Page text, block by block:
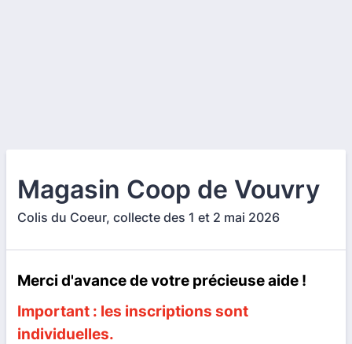
Magasin Coop de Vouvry
Colis du Coeur, collecte des 1 et 2 mai 2026
Merci d'avance de votre précieuse aide !
Important : les inscriptions sont
individuelles.